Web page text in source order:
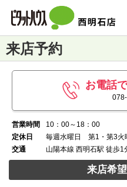
来店予約
お電話
営業時間
10：00～18：00
定休日
毎週水曜日 第1・第3火
交通
山陽本線 西明石駅 徒歩1
来店希